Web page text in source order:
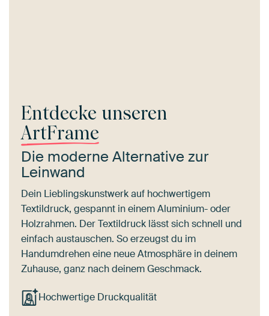
Entdecke unseren
ArtFrame
Die moderne Alternative zur
Leinwand
Dein Lieblingskunstwerk auf hochwertigem
Textildruck, gespannt in einem Aluminium- oder
Holzrahmen. Der Textildruck lässt sich schnell und
einfach austauschen. So erzeugst du im
Handumdrehen eine neue Atmosphäre in deinem
Zuhause, ganz nach deinem Geschmack.
Hochwertige Druckqualität